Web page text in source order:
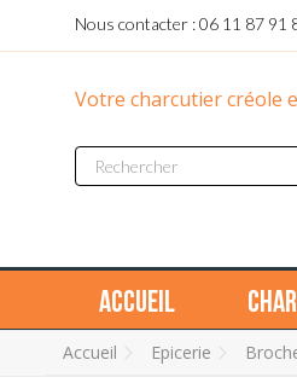
Nous contacter : 06 11 87 91
Votre charcutier créole
Accueil
Accueil Epicerie